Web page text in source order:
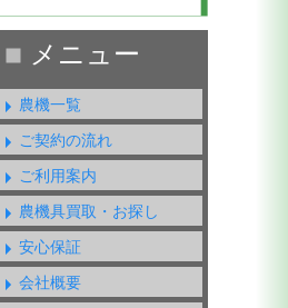
農機一覧
ご契約の流れ
ご利用案内
農機具買取・お探し
安心保証
会社概要